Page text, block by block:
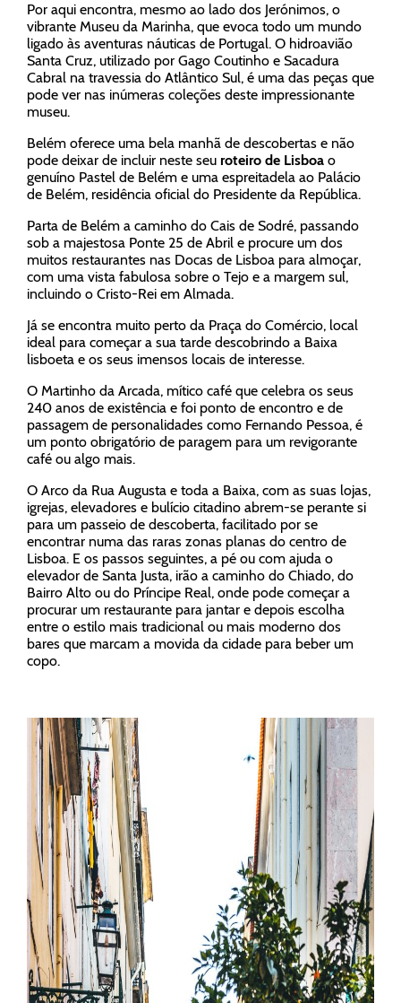
Por aqui encontra, mesmo ao lado dos Jerónimos, o
vibrante Museu da Marinha, que evoca todo um mundo
ligado às aventuras náuticas de Portugal. O hidroavião
Santa Cruz, utilizado por Gago Coutinho e Sacadura
Cabral na travessia do Atlântico Sul, é uma das peças que
pode ver nas inúmeras coleções deste impressionante
museu.
Belém oferece uma bela manhã de descobertas e não
pode deixar de incluir neste seu roteiro de Lisboa o
genuíno Pastel de Belém e uma espreitadela ao Palácio
de Belém, residência oficial do Presidente da República.
Parta de Belém a caminho do Cais de Sodré, passando
sob a majestosa Ponte 25 de Abril e procure um dos
muitos restaurantes nas Docas de Lisboa para almoçar,
com uma vista fabulosa sobre o Tejo e a margem sul,
incluindo o Cristo-Rei em Almada.
Já se encontra muito perto da Praça do Comércio, local
ideal para começar a sua tarde descobrindo a Baixa
lisboeta e os seus imensos locais de interesse.
O Martinho da Arcada, mítico café que celebra os seus
240 anos de existência e foi ponto de encontro e de
passagem de personalidades como Fernando Pessoa, é
um ponto obrigatório de paragem para um revigorante
café ou algo mais.
O Arco da Rua Augusta e toda a Baixa, com as suas lojas,
igrejas, elevadores e bulício citadino abrem-se perante si
para um passeio de descoberta, facilitado por se
encontrar numa das raras zonas planas do centro de
Lisboa. E os passos seguintes, a pé ou com ajuda o
elevador de Santa Justa, irão a caminho do Chiado, do
Bairro Alto ou do Príncipe Real, onde pode começar a
procurar um restaurante para jantar e depois escolha
entre o estilo mais tradicional ou mais moderno dos
bares que marcam a movida da cidade para beber um
copo.